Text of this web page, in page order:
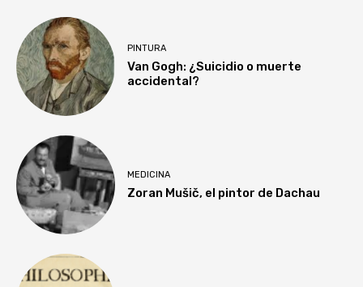
PINTURA
Van Gogh: ¿Suicidio o muerte
accidental?
MEDICINA
Zoran Mušič, el pintor de Dachau